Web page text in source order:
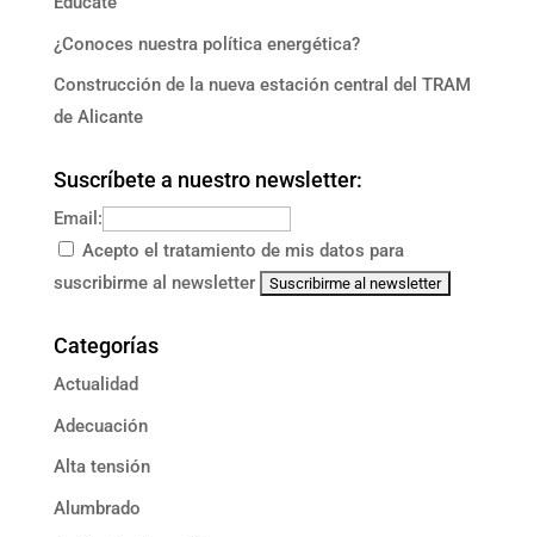
¿Conoces nuestra política energética?
Construcción de la nueva estación central del TRAM
de Alicante
Suscríbete a nuestro newsletter:
Email:
Acepto el tratamiento de mis datos para
suscribirme al newsletter
Categorías
Actualidad
Adecuación
Alta tensión
Alumbrado